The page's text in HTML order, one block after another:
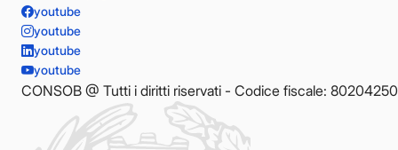
youtube
youtube
youtube
youtube
CONSOB @ Tutti i diritti riservati - Codice fiscale: